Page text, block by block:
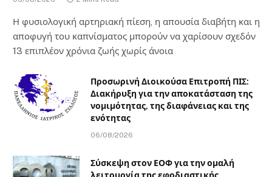
Η φυσιολογική αρτηριακή πίεση, η απουσία διαβήτη και η
αποφυγή του καπνίσματος μπορούν να χαρίσουν σχεδόν
13 επιπλέον χρόνια ζωής χωρίς άνοια
Προσωρινή Διοικούσα Επιτροπή ΠΙΣ:
Διακήρυξη για την αποκατάσταση της
νομιμότητας, της διαφάνειας και της
ενότητας
06/08/2026
Σύσκεψη στον ΕΟΦ για την ομαλή